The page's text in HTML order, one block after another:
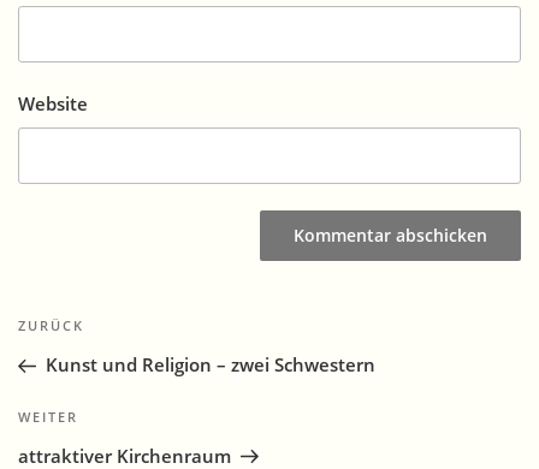
Website
Beitragsnavigation
Vorheriger
Beitrag
ZURÜCK
Kunst und Religion – zwei Schwestern
Nächster
Beitrag
WEITER
attraktiver Kirchenraum